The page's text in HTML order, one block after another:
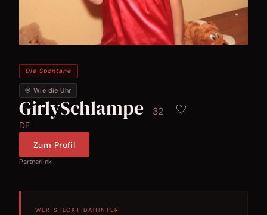
Die Spontane
🎯 Wie die Uhr
GirlySchlampe 32 ♡
DE
Zum Profil
Partnerlink
WER STECKT DAHINTER